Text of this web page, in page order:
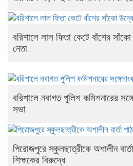
বরিশালে লাল ফিতা কেটে বাঁশের
নেতা
বরিশালে নবাগত পুলিশ কমিশনারের
সভা
পিরোজপুরে স্কুলছাত্রীকে অশালীন
শিক্ষকের বিরুদ্ধে